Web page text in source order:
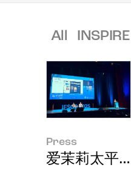
All INSPIRE
Press
爱茉莉太平